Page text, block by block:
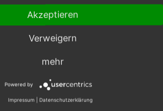
AG.
Akzeptieren
Verweigern
mehr
Powered by
Impressum Datenschutzerklärung